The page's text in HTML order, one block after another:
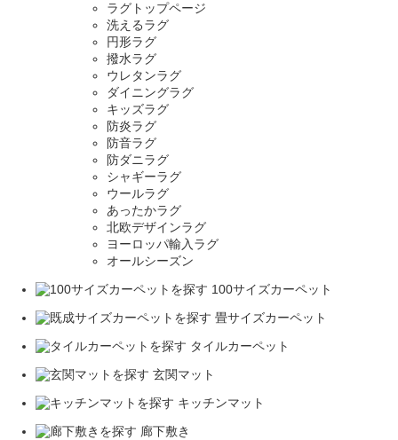
ラグトップページ
洗えるラグ
円形ラグ
撥水ラグ
ウレタンラグ
ダイニングラグ
キッズラグ
防炎ラグ
防音ラグ
防ダニラグ
シャギーラグ
ウールラグ
あったかラグ
北欧デザインラグ
ヨーロッパ輸入ラグ
オールシーズン
100サイズカーペット
畳サイズカーペット
タイルカーペット
玄関マット
キッチンマット
廊下敷き